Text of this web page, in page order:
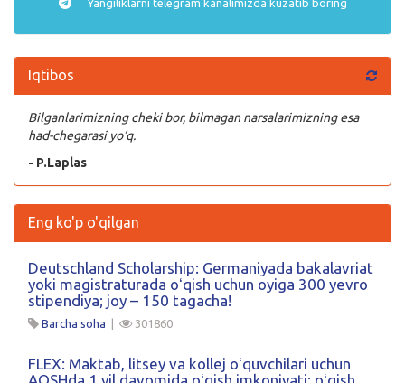
Yangiliklarni telegram kanalimizda kuzatib boring
Iqtibos
Bilganlarimizning cheki bor, bilmagan narsalarimizning esa
had-chegarasi yo‘q.
- P.Laplas
Eng ko'p o'qilgan
Deutschland Scholarship: Germaniyada bakalavriat
yoki magistraturada oʻqish uchun oyiga 300 yevro
stipendiya; joy – 150 tagacha!
Barcha soha | 301860
FLEX: Maktab, litsey va kollej oʻquvchilari uchun